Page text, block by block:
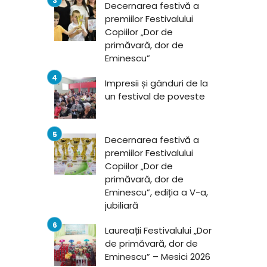
Decernarea festivă a
premiilor Festivalului
Copiilor „Dor de
primăvară, dor de
Eminescu”
Impresii și gânduri de la
un festival de poveste
Decernarea festivă a
premiilor Festivalului
Copiilor „Dor de
primăvară, dor de
Eminescu”, ediția a V-a,
jubiliară
Laureații Festivalului „Dor
de primăvară, dor de
Eminescu” – Mesici 2026